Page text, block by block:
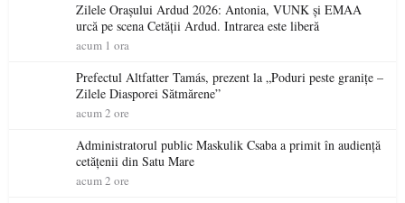
Zilele Orașului Ardud 2026: Antonia, VUNK și EMAA
urcă pe scena Cetății Ardud. Intrarea este liberă
acum 1 ora
Prefectul Altfatter Tamás, prezent la „Poduri peste granițe –
Zilele Diasporei Sătmărene”
acum 2 ore
Administratorul public Maskulik Csaba a primit în audiență
cetățenii din Satu Mare
acum 2 ore